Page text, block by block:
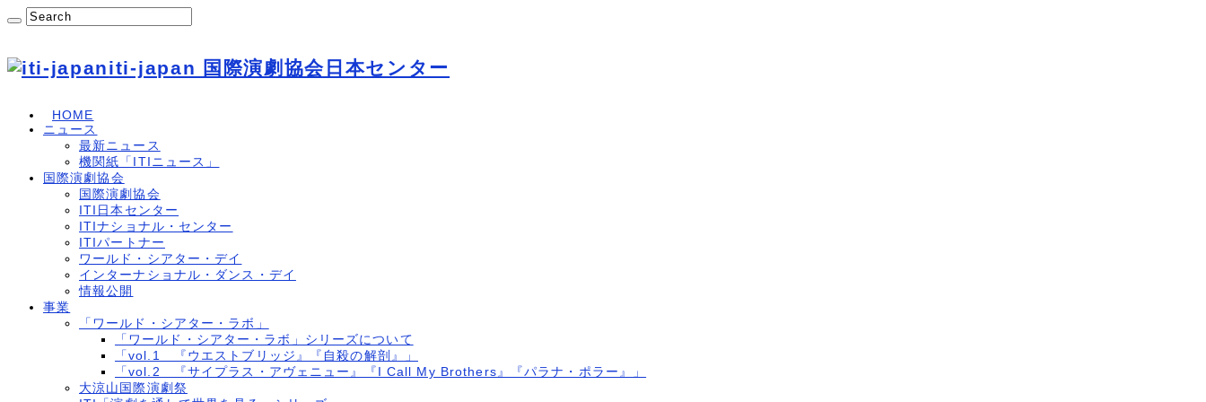
iti-japan 国際演劇協会日本センター
HOME
ニュース
最新ニュース
機関紙「ITIニュース」
国際演劇協会
国際演劇協会
ITI日本センター
ITIナショナル・センター
ITIパートナー
ワールド・シアター・デイ
インターナショナル・ダンス・デイ
情報公開
事業
「ワールド・シアター・ラボ」
「ワールド・シアター・ラボ」シリーズについて
「vol.1 『ウエストブリッジ』『自殺の解剖』」
「vol.2 『サイプラス・アヴェニュー』『I Call My Brothers』『パラナ・ポラー』」
大涼山国際演劇祭